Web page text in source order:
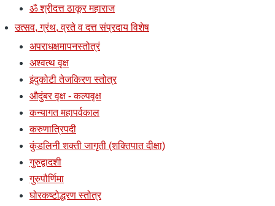
ॐ श्रीदत्त ठाकूर महाराज
उत्सव, ग्रंथ, व्रते व दत्त संप्रदाय विशेष
अपराधक्षमापनस्तोत्रं
अश्वत्थ वृक्ष
इंदुकोटी तेजकिरण स्तोत्र
औदुंबर वृक्ष - कल्पवृक्ष
कन्यागत महापर्वकाल
करुणात्रिपदी
कुंडलिनी शक्ती जागृती (शक्तिपात दीक्षा)
गुरुद्वादशी
गुरुपौर्णिमा
घोरकष्टोद्धरण स्तोत्र